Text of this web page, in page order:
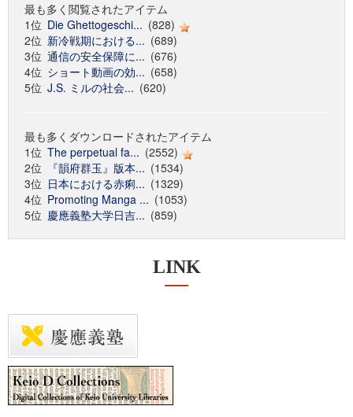
最も多く閲覧されたアイテム
1位 Die Ghettogeschi... (828)
2位 新冷戦期における... (689)
3位 通信の安全保障に... (676)
4位 ショート動画の効... (658)
5位 J.S. ミルの社会... (620)
最も多くダウンロードされたアイテム
1位 The perpetual fa... (2552)
2位
『韻府群玉』版本... (1534)
3位 日本における赤痢... (1329)
4位 Promoting Manga ... (1053)
5位 慶應義塾大学日吉... (859)
LINK